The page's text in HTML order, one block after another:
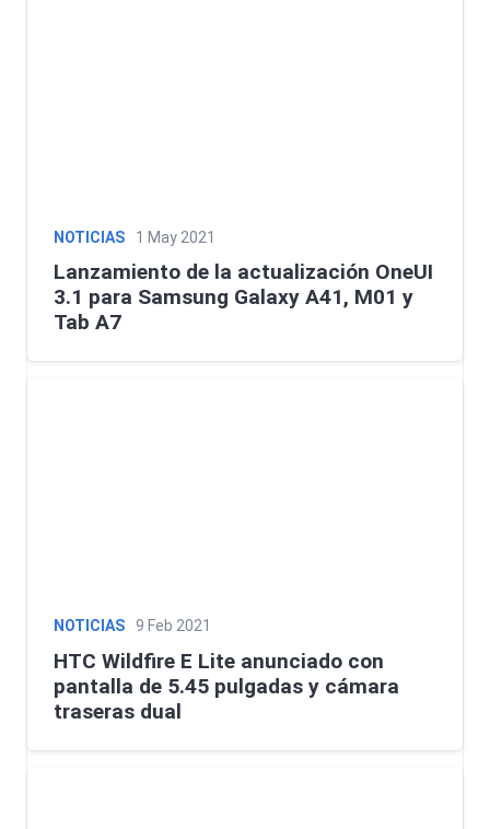
NOTICIAS 1 May 2021
Lanzamiento de la actualización OneUI
3.1 para Samsung Galaxy A41, M01 y
Tab A7
NOTICIAS 9 Feb 2021
HTC Wildfire E Lite anunciado con
pantalla de 5.45 pulgadas y cámara
traseras dual